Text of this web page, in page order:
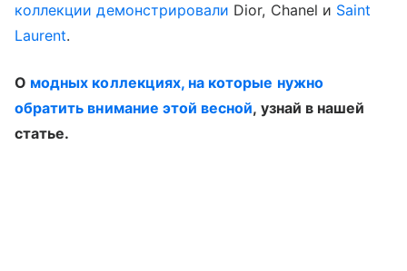
коллекции демонстрировали Dior, Chanel и Saint
Laurent.
О модных коллекциях, на которые нужно
обратить внимание этой весной, узнай в нашей
статье.